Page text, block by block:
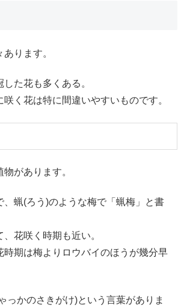
ります。
た花も多くある。
く花は特に間違いやすいものです。
があります。
、蝋(ろう)のような梅で「蝋梅」と書
花咲く時期も近い。
時期は梅よりロウバイのほうが幾分早
っかのさきがけ)という言葉がありま